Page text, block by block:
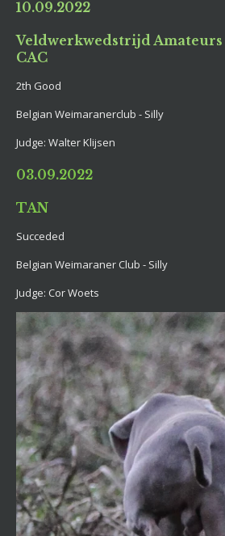
10.09.2022
Veldwerkwedstrijd
CAC
2th Good
Belgian Weimaranerclub - Silly
Judge: Walter Klijsen
03.09.2022
TAN
Succeded
Belgian Weimaraner Club - Silly
Judge: Cor Woets